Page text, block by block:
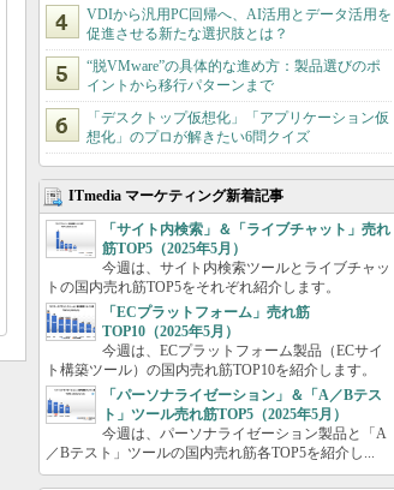
VDIから汎用PC回帰へ、AI活用とデータ活用を
促進させる新たな選択肢とは？
“脱VMware”の具体的な進め方：製品選びのポ
イントから移行パターンまで
「デスクトップ仮想化」「アプリケーション仮
想化」のプロが解きたい6問クイズ
ITmedia マーケティング新着記事
「サイト内検索」＆「ライブチャット」売れ
筋TOP5（2025年5月）
今週は、サイト内検索ツールとライブチャッ
トの国内売れ筋TOP5をそれぞれ紹介します。
「ECプラットフォーム」売れ筋
TOP10（2025年5月）
今週は、ECプラットフォーム製品（ECサイ
ト構築ツール）の国内売れ筋TOP10を紹介します。
「パーソナライゼーション」＆「A／Bテス
ト」ツール売れ筋TOP5（2025年5月）
今週は、パーソナライゼーション製品と「A
／Bテスト」ツールの国内売れ筋各TOP5を紹介し...